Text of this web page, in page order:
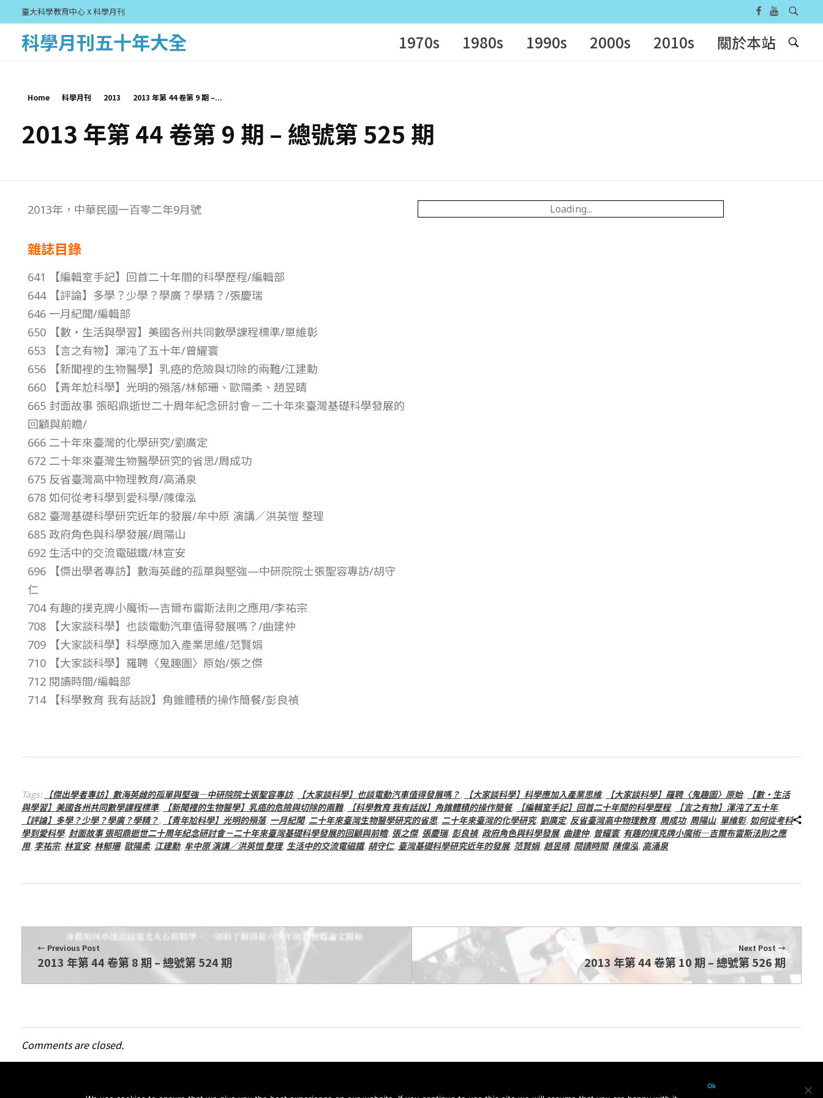
臺大科學教育中心 X 科學月刊
科學月刊五十年大全 1970s 1980s 1990s 2000s 2010s 關於本站
Home 科學月刊 2013 2013 年第 44 卷第 9 期 –...
2013 年第 44 卷第 9 期 – 總號第 525 期
2
1
3
年
第
4
4
卷
第
9
期
–
總
號
第
5
期
2013年，中華民國一百零二年9月號
雜誌目錄
641 【編輯室手記】回首二十年間的科學歷程/編輯部
644 【評論】多學？少學？學廣？學精？/張慶瑞
646 一月紀聞/編輯部
650 【數‧生活與學習】美國各州共同數學課程標準/單維彰
653 【言之有物】渾沌了五十年/曾耀寰
656 【新聞裡的生物醫學】乳癌的危險與切除的兩難/江建勳
660 【青年尬科學】光明的殞落/林郁珊、歐陽柔、趙昱晴
665 封面故事 張昭鼎逝世二十周年紀念研討會－二十年來臺灣基礎科學發展的
回顧與前瞻/
666 二十年來臺灣的化學研究/劉廣定
672 二十年來臺灣生物醫學研究的省思/周成功
675 反省臺灣高中物理教育/高涌泉
678 如何從考科學到愛科學/陳偉泓
682 臺灣基礎科學研究近年的發展/牟中原 演講／洪英愷 整理
685 政府角色與科學發展/周陽山
692 生活中的交流電磁鐵/林宣安
696 【傑出學者專訪】數海英雌的孤單與堅強—中研院院士張聖容專訪/胡守
仁
704 有趣的撲克牌小魔術—吉爾布雷斯法則之應用/李祐宗
708 【大家談科學】也談電動汽車值得發展嗎？/曲建仲
709 【大家談科學】科學應加入產業思維/范賢娟
710 【大家談科學】羅聘〈鬼趣圖〉原始/張之傑
712 閱讀時間/編輯部
714 【科學教育 我有話說】角錐體積的操作簡餐/彭良禎
Loading...
Tags: 【傑出學者專訪】數海英雌的孤單與堅強—中研院院士張聖容專訪, 【大家談科學】也談電動汽車值得發展嗎？, 【大家談科學】科學應加入產業思維, 【大家談科學】羅聘〈鬼趣圖〉原始,
【數‧生活
與學習】美國各州共同數學課程標準, 【新聞裡的生物醫學】乳癌的危險與切除的兩難, 【科學教育 我有話說】角錐體積的操作簡餐, 【編輯室手記】回首二十年間的科學歷程, 【言之有物】渾沌了五十年,
【評論】多學？少學？學廣？學精？, 【青年尬科學】光明的殞落, 一月紀聞, 二十年來臺灣生物醫學研究的省思, 二十年來臺灣的化學研究, 劉廣定, 反省臺灣高中物理教育, 周成功, 周陽山, 單維彰, 如何從考科
學到愛科學, 封面故事 張昭鼎逝世二十周年紀念研討會－二十年來臺灣基礎科學發展的回顧與前瞻, 張之傑, 張慶瑞, 彭良禎, 政府角色與科學發展, 曲建仲, 曾耀寰, 有趣的撲克牌小魔術—吉爾布雷斯法則之應
用, 李祐宗, 林宣安, 林郁珊, 歐陽柔, 江建勳, 牟中原 演講／洪英愷 整理, 生活中的交流電磁鐵, 胡守仁, 臺灣基礎科學研究近年的發展, 范賢娟, 趙昱晴, 閱讀時間, 陳偉泓, 高涌泉
Previous Post
2013 年第 44 卷第 8 期 – 總號第 524 期
Next Post
2013 年第 44 卷第 10 期 – 總號第 526 期
Comments are closed.
Ok